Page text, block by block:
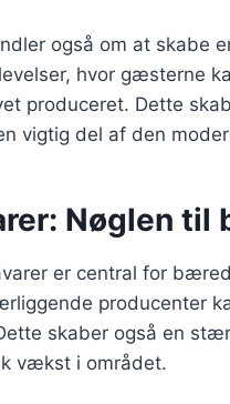
også om at skabe
hvor gæsterne
produceret. Dette
vigtig del af den
Nøglen
er central for
producenter
skaber også en
vækst i området.